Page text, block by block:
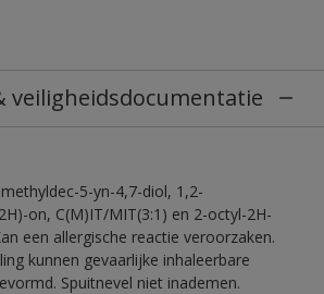
veiligheidsdocumentatie
5-yn-4,7-diol, 1,2-
on, C(M)IT/MIT(3:1) en 2-octyl-2H-
een allergische reactie veroorzaken.
kunnen gevaarlijke inhaleerbare
Spuitnevel niet inademen.